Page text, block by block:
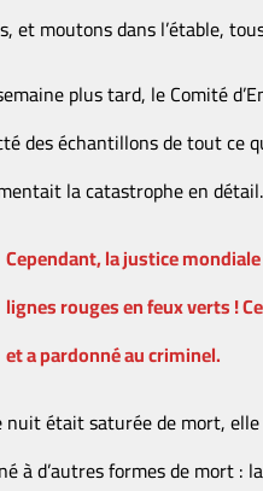
et moutons dans l’étable,
plus tard, le Comité
des échantillons de tout ce
la catastrophe en détail.
Cependant, la justice
lignes rouges en feux verts !
et a pardonné au criminel.
nuit était saturée de mort,
à d’autres formes de mort :